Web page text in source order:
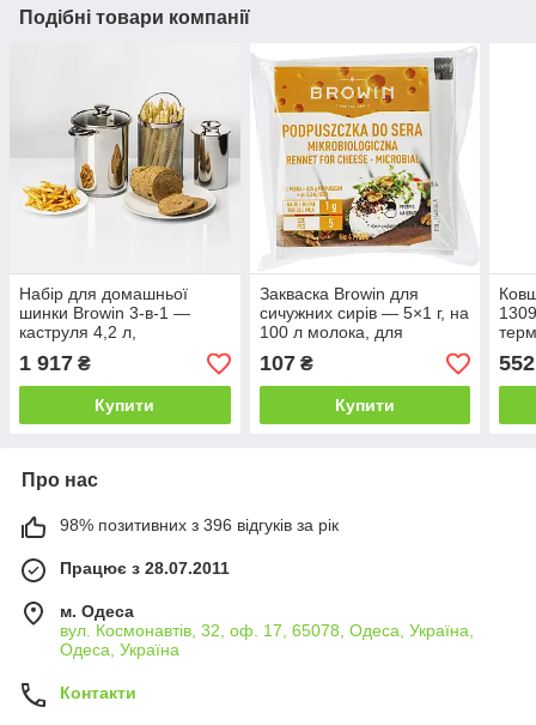
Подібні товари компанії
Набір для домашньої
шинки Browin 3-в-1 —
каструля 4,2 л,
шинчинниця 1,5 кг,
мініфритюрниця з ситом
1 917 ₴
Купити
Закваска Browin для
сичужних сирів — 5×1 г, на
100 л молока, для
коров’ячого, козячого та
соєвого молока
107₴
Купити
552
Про нас
98% позитивних з 396 відгуків за рік
Працює з 28.07.2011
м. Одеса
вул. Космонавтів, 32, оф. 17, 65078, Одеса, Україна,
Одеса, Україна
Контакти